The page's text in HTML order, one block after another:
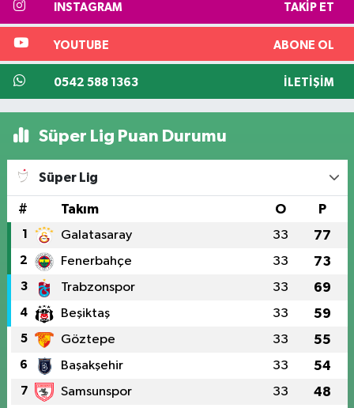
INSTAGRAM TAKIP ET
YOUTUBE ABONE OL
0542 588 1363 İLETIŞIM
Süper Lig Puan Durumu
Süper Lig
# Takım O P
1 Galatasaray 33 77
2 Fenerbahçe 33 73
3 Trabzonspor 33 69
4 Beşiktaş 33 59
5 Göztepe 33 55
6 Başakşehir 33 54
7 Samsunspor 33 48